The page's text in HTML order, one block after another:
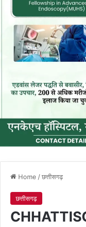
Home /छत्तीसगढ़
छत्तीसगढ़